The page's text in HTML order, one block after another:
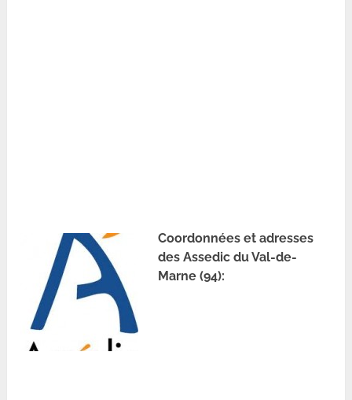
Coordonnées et adresses
des Assedic du Val-de-
Marne (94):